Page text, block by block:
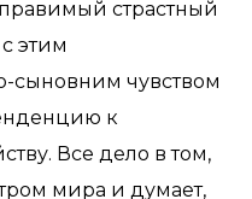
страстный
этим
сыновним чувством
к
Все дело в том,
мира и думает,